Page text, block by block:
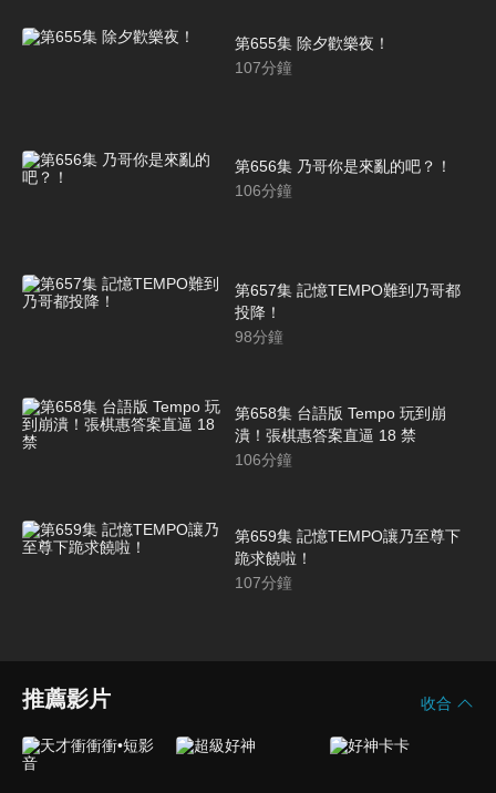
第655集 除夕歡樂夜！
107分鐘
第656集 乃哥你是來亂的吧？！
106分鐘
第657集 記憶TEMPO難到乃哥都
投降！
98分鐘
第658集 台語版 Tempo 玩到崩
潰！張棋惠答案直逼 18 禁
106分鐘
第659集 記憶TEMPO讓乃至尊下
跪求饒啦！
107分鐘
推薦影片 收合